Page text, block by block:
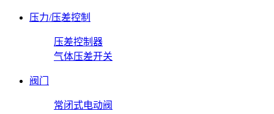
压力/压差控制
压差控制器
气体压差开关
阀门
常闭式电动阀